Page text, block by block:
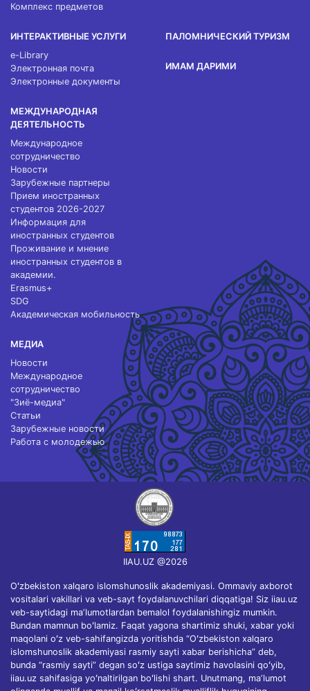
Комплекс предметов
ИНТЕРАКТИВНЫЕ УСЛУГИ
e-Library
Электронная почта
Электронные документы
МЕЖДУНАРОДНАЯ
ДЕЯТЕЛЬНОСТЬ
Международное
сотрудничество
Новости
Зарубежные партнеры
Прием иностранных
студентов 2026-2027
Информация для
иностранных студентов
Проживание и мнение
иностранных студентов в
академии.
Erasmus+
SDG
Академическая мобильность
МЕДИА
Новости
Международное
сотрудничество
"Зиё-медиа"
Статьи
Зарубежные новости
Работа с молодежью
ПАЛОМНИЧЕСКИЙ ТУРИЗМ
ИМАМ ДАРИМИ
IIAU.UZ @2026
Oʻzbekiston xalqaro islomshunoslik akademiyasi. Ommaviy axborot
vositalari vakillari va veb-sayt foydalanuvchilari diqqatiga! Siz iiau.uz
veb-saytidagi maʼlumotlardan bemalol foydalanishingiz mumkin.
Bundan mamnun boʻlamiz. Faqat yagona shartimiz shuki, xabar yoki
maqolani oʻz veb-sahifangizda yoritishda “Oʻzbekiston xalqaro
islomshunoslik akademiyasi rasmiy sayti xabar berishicha” deb,
bunda “rasmiy sayti” degan soʻz ustiga saytimiz havolasini qoʻyib,
iiau.uz sahifasiga yoʻnaltirilgan boʻlishi shart. Unutmang, maʼlumot